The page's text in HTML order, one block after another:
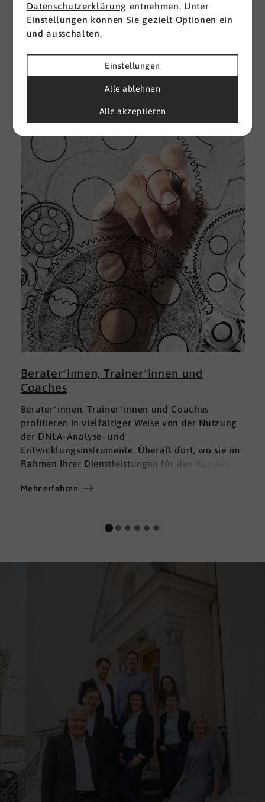
Berater*innen, Trainer*innen und
Coaches
Berater*innen, Trainer*innen und Coaches
profitieren in vielfältiger Weise von der Nutzung
der DNLA-Analyse- und
Entwicklungsinstrumente. Überall dort, wo sie im
Rahmen Ihrer Dienstleistungen für den Kunden
Soft Skills brauchen, finden sie in DNLA den
Mehr erfahren
Datenschutzerklärung entnehmen. Unter
Einstellungen können Sie gezielt Optionen ein
und ausschalten.
Einstellungen
Alle ablehnen
Alle akzeptieren